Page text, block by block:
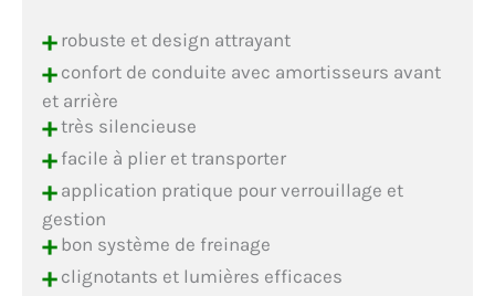
+robuste et design attrayant
+confort de conduite avec amortisseurs avant
et arrière
+très silencieuse
+facile à plier et transporter
+application pratique pour verrouillage et
gestion
+bon système de freinage
+clignotants et lumières efficaces